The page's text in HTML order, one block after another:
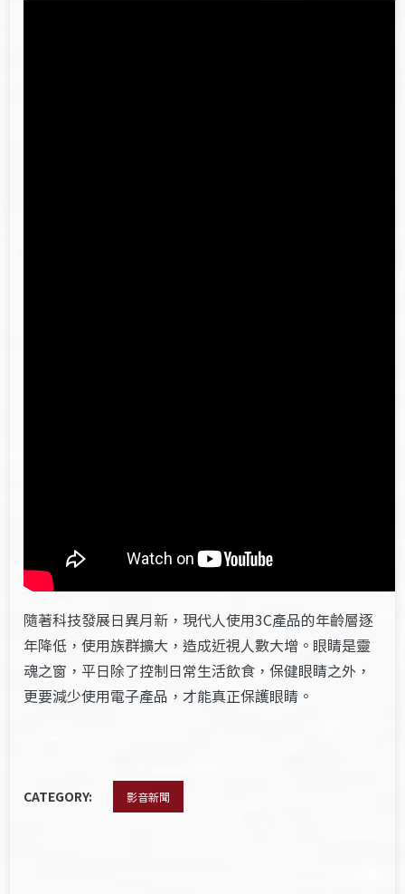
隨著科技發展日異月新，現代人使用3C產品的年齡層逐
年降低，使用族群擴大，造成近視人數大增。眼睛是靈
魂之窗，平日除了控制日常生活飲食，保健眼睛之外，
更要減少使用電子產品，才能真正保護眼睛。
CATEGORY: 影音新聞